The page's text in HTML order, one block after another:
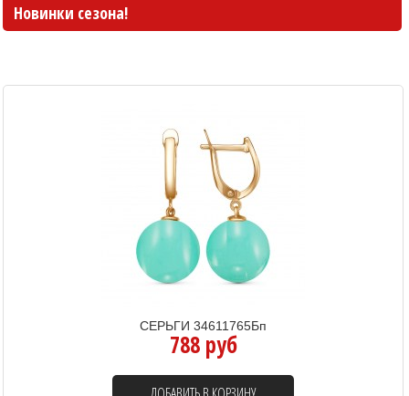
Новинки сезона!
СЕРЬГИ 34611765Бп
788 руб